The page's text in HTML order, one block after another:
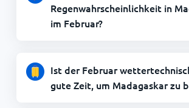
Regenwahrscheinlichkeit in
im Februar?
Ist der Februar
gute Zeit, um Madagaskar zu